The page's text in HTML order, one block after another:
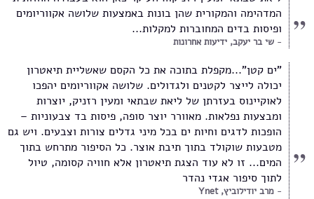
המדהימה והמקורית שהן בונות באמצעות שלושה אקווריומים
ופיסות בדים המחוברות למקלות...
שי בר יעקב, ידיעות אחרונות
"ים קטן"...מקפלת בתוכה את כל הקסם שאשליית תיאטרון
יכולה לייצר לקטנים ולגדולים. שלושה אקווריומים יהפכו
לאוקיינוס בעזרתן של ליאת שבתאי ומעין רזניק, יוצרות
ומבצעות נפלאות. מאוורר יוצר סופה, פיסות בד צבעוניות –
הופכות לדגים וחיות ים בכל מיני גדלים צורות וצבעים. ויש גם
מטבעות שוקולד בתוך תיבת אוצר. כל הסיפור מתרחש בתוך
המים... זו לא עוד הצגת תיאטרון אלא חוויה קסומה, טיול
לתוך סיפור אגדי נהדר
מרב יודילוביץ, Ynet